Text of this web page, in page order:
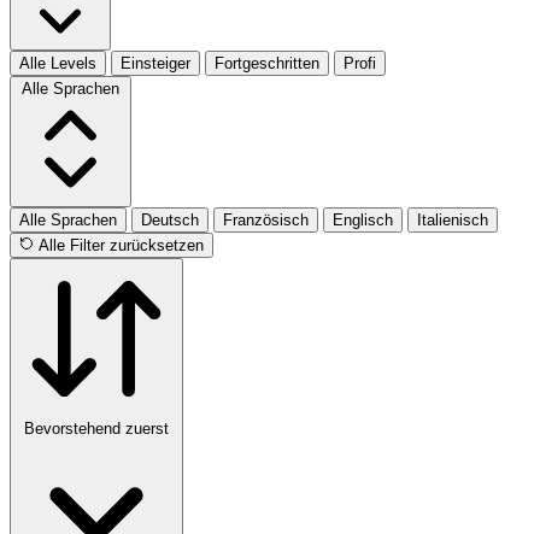
Alle Levels Einsteiger Fortgeschritten
Profi
Alle Sprachen
Alle Sprachen Deutsch Französisch Englisch
Italienisch
Alle Filter zurücksetzen
Bevorstehend zuerst